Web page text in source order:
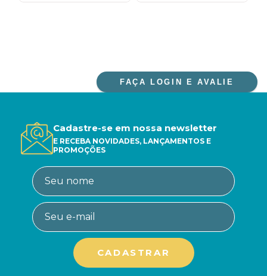
FAÇA LOGIN E AVALIE
Cadastre-se em nossa newsletter
E RECEBA NOVIDADES, LANÇAMENTOS E
PROMOÇÕES